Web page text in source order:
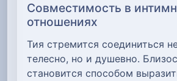
Совместимость в
отношениях
Тия стремится соединиться
телесно, но и душевно.
становится способом